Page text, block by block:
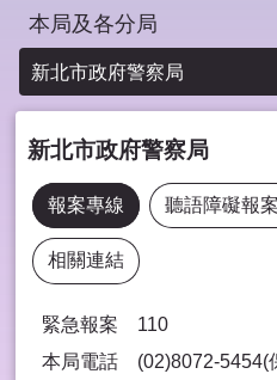
本局及各分局
新北市政府警察局
新北市政府警察局
報案專線 聽語障礙報
相關連結
緊急報案
110
本局電話
(02)8072-5454(